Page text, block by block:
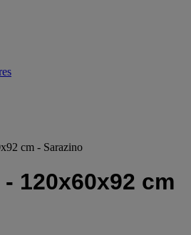
cm - Sarazino
120x60x92 cm